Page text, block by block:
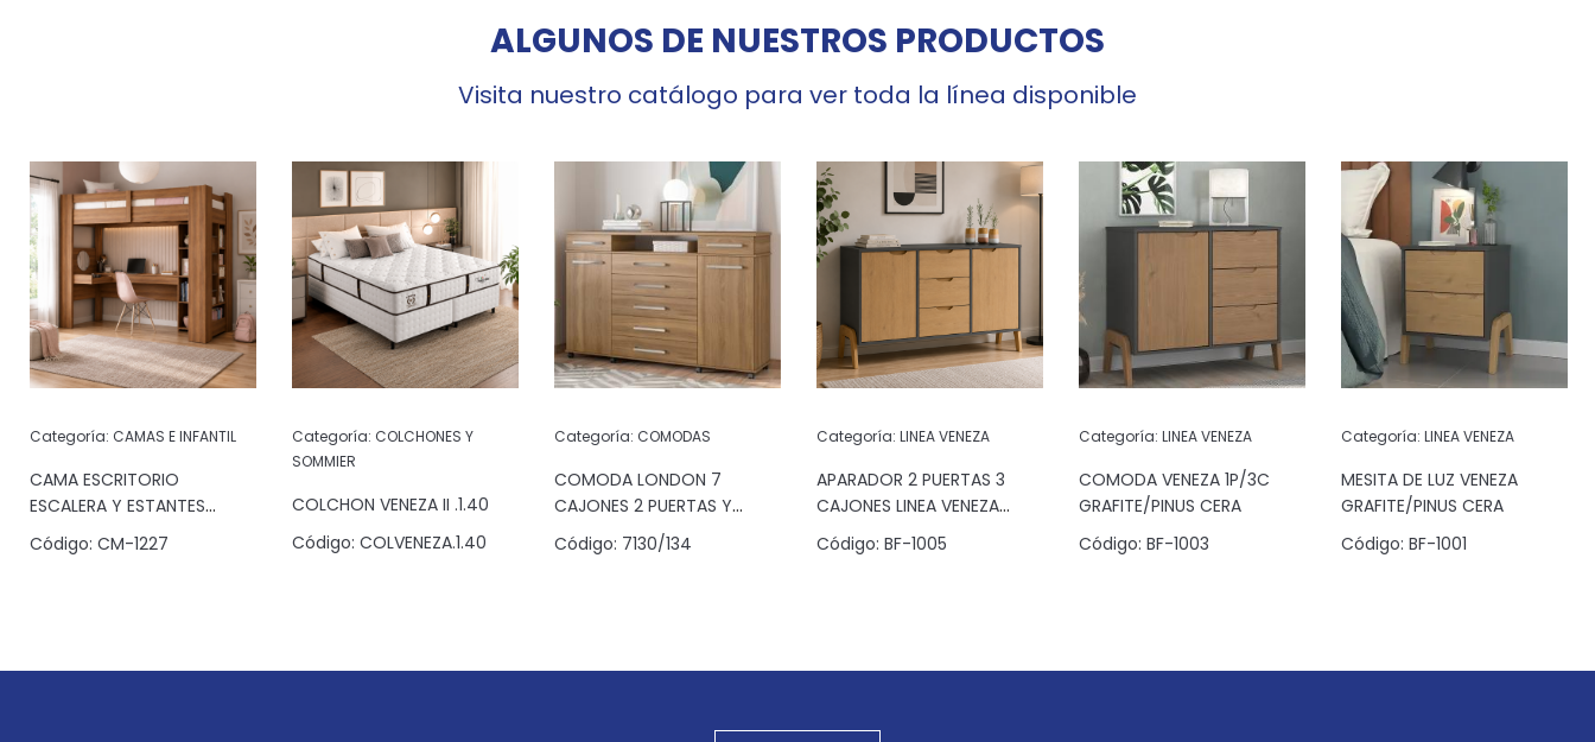
ALGUNOS DE NUESTROS PRODUCTOS
Visita nuestro catálogo para ver toda la línea disponible
Categoría: CAMAS E INFANTIL
CAMA ESCRITORIO
ESCALERA Y ESTANTES
JATOBA
Código: CM-1227
Categoría: COLCHONES Y
SOMMIER
COLCHON VENEZA II .1.40
Código: COLVENEZA.1.40
Categoría: COMODAS
COMODA LONDON 7
CAJONES 2 PUERTAS Y
ESPACIO ALMENDRA
Código: 7130/134
Categoría: LINEA VENEZA
APARADOR 2 PUERTAS 3
CAJONES LINEA VENEZA
GRAFITO/PINUS
Código: BF-1005
Categoría: LINEA VENEZA
COMODA VENEZA 1P/3C
GRAFITE/PINUS CERA
Código: BF-1003
Categoría: LINEA VENEZA
MESITA DE LUZ VENEZA
GRAFITE/PINUS CERA
Código: BF-1001